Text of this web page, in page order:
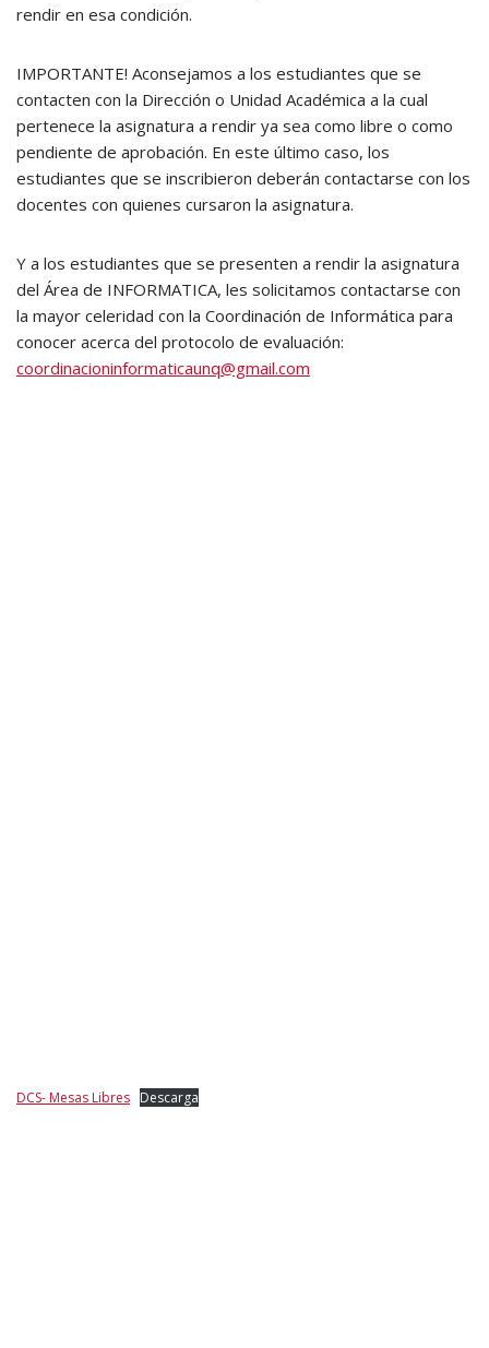
rendir en esa condición.
IMPORTANTE! Aconsejamos a los estudiantes que se
contacten con la Dirección o Unidad Académica a la cual
pertenece la asignatura a rendir ya sea como libre o como
pendiente de aprobación. En este último caso, los
estudiantes que se inscribieron deberán contactarse con los
docentes con quienes cursaron la asignatura.
Y a los estudiantes que se presenten a rendir la asignatura
del Área de INFORMATICA, les solicitamos contactarse con
la mayor celeridad con la Coordinación de Informática para
conocer acerca del protocolo de evaluación:
coordinacioninformaticaunq@gmail.com
DCS- Mesas Libres Descarga